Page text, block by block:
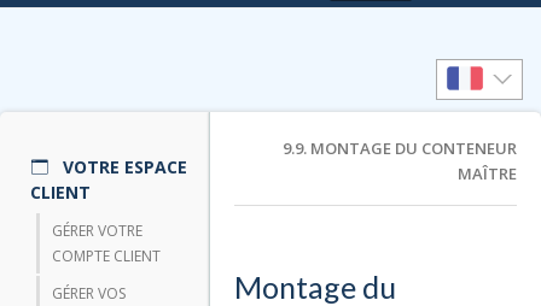
VOTRE ESPACE
CLIENT
GÉRER VOTRE
COMPTE CLIENT
GÉRER VOS
9.9. MONTAGE DU CONTENEUR
MAÎTRE
Montage du